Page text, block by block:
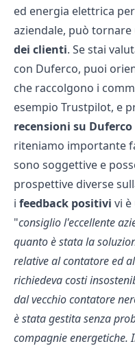
ed energia elettrica
aziendale, può
dei clienti. Se stai
con Duferco, puoi
che raccolgono i
esempio Trustpilot, e
recensioni su Duferco
riteniamo importante
sono soggettive e
prospettive diverse
i feedback positivi vi
"consigliol'eccellente
quanto è stata la
relative al contatore ed
richiedeva costi
dal vecchio contatore
è stata gestita senza
compagnie energetiche.